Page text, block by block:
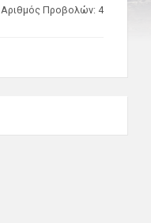
Αριθμός Προβολών: 4